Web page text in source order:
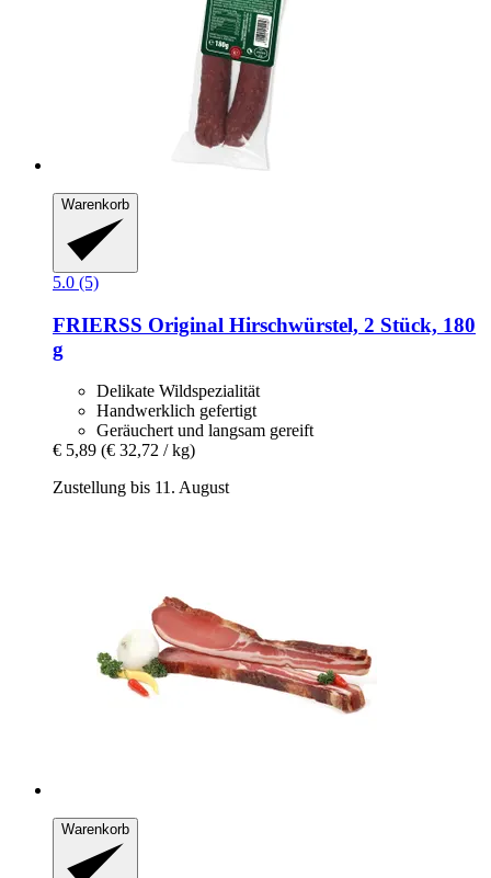
Warenkorb
5.0 (5)
FRIERSS Original Hirschwürstel, 2 Stück, 180
g
Delikate Wildspezialität
Handwerklich gefertigt
Geräuchert und langsam gereift
€ 5,89 (€ 32,72 / kg)
Zustellung bis 11. August
Warenkorb